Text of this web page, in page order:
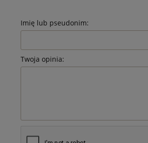
Imię lub pseudonim:
Twoja opinia: